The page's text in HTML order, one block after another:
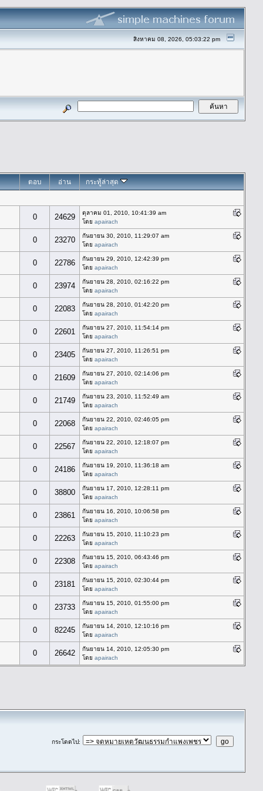
สิงหาคม 08, 2026, 05:03:22 pm
ตอบ อ่าน กระทู้ล่าสุด
0 24629
ตุลาคม 01, 2010, 10:41:39 am
โดย apairach
0 23270
กันยายน 30, 2010, 11:29:07 am
โดย apairach
0 22786
กันยายน 29, 2010, 12:42:39 pm
โดย apairach
0 23974
กันยายน 28, 2010, 02:16:22 pm
โดย apairach
0 22083
กันยายน 28, 2010, 01:42:20 pm
โดย apairach
0 22601
กันยายน 27, 2010, 11:54:14 pm
โดย apairach
0 23405
กันยายน 27, 2010, 11:26:51 pm
โดย apairach
0 21609
กันยายน 27, 2010, 02:14:06 pm
โดย apairach
0 21749
กันยายน 23, 2010, 11:52:49 am
โดย apairach
0 22068
กันยายน 22, 2010, 02:46:05 pm
โดย apairach
0 22567
กันยายน 22, 2010, 12:18:07 pm
โดย apairach
0 24186
กันยายน 19, 2010, 11:36:18 am
โดย apairach
0 38800
กันยายน 17, 2010, 12:28:11 pm
โดย apairach
0 23861
กันยายน 16, 2010, 10:06:58 pm
โดย apairach
0 22263
กันยายน 15, 2010, 11:10:23 pm
โดย apairach
0 22308
กันยายน 15, 2010, 06:43:46 pm
โดย apairach
0 23181
กันยายน 15, 2010, 02:30:44 pm
โดย apairach
0 23733
กันยายน 15, 2010, 01:55:00 pm
โดย apairach
0 82245
กันยายน 14, 2010, 12:10:16 pm
โดย apairach
0 26642
กันยายน 14, 2010, 12:05:30 pm
โดย apairach
กระโดดไป :